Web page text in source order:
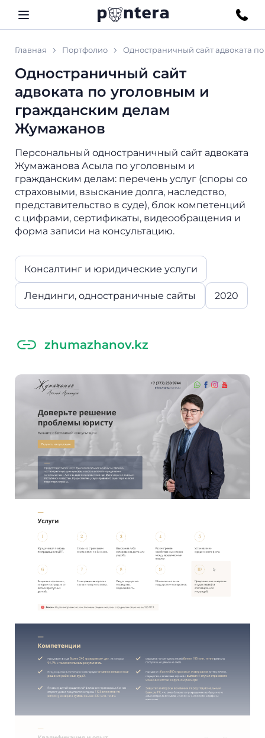
Главная Портфолио Одностраничный сайт адвоката
Одностраничный сайт
адвоката по уголовным и
гражданским делам
Жумажанов
Персональный одностраничный сайт адвоката
Жумажанова Асыла по уголовным и
гражданским делам: перечень услуг (споры со
страховыми, взыскание долга, наследство,
представительство в суде), блок компетенций
с цифрами, сертификаты, видеообращения и
форма записи на консультацию.
Консалтинг и юридические услуги
Лендинги, одностраничные сайты 2020
zhumazhanov.kz